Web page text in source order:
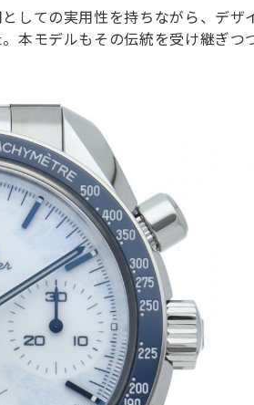
しての実用性を持ちながら、デ
本モデルもその伝統を受け継ぎ